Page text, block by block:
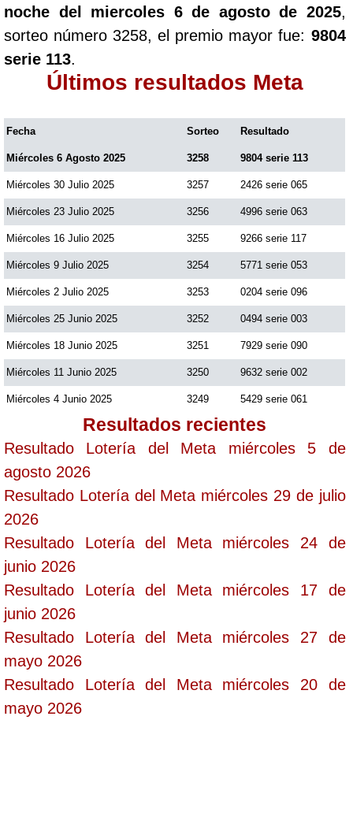
noche del miercoles 6 de agosto de 2025,
sorteo número 3258, el premio mayor fue: 9804
serie 113.
Últimos resultados Meta
Fecha Sorteo Resultado
Miércoles 6 Agosto 2025 3258 9804 serie 113
Miércoles 30 Julio 2025 3257 2426 serie 065
Miércoles 23 Julio 2025 3256 4996 serie 063
Miércoles 16 Julio 2025 3255 9266 serie 117
Miércoles 9 Julio 2025 3254 5771 serie 053
Miércoles 2 Julio 2025 3253 0204 serie 096
Miércoles 25 Junio 2025 3252 0494 serie 003
Miércoles 18 Junio 2025 3251 7929 serie 090
Miércoles 11 Junio 2025 3250 9632 serie 002
Miércoles 4 Junio 2025 3249 5429 serie 061
Resultados recientes
Resultado Lotería del Meta miércoles 5 de
agosto 2026
Resultado Lotería del Meta miércoles 29 de julio
2026
Resultado Lotería del Meta miércoles 24 de
junio 2026
Resultado Lotería del Meta miércoles 17 de
junio 2026
Resultado Lotería del Meta miércoles 27 de
mayo 2026
Resultado Lotería del Meta miércoles 20 de
mayo 2026